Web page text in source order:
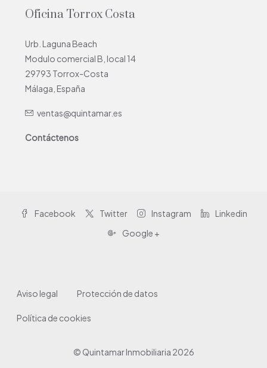
Oficina Torrox Costa
Urb. Laguna Beach
Modulo comercial B, local 14
29793 Torrox-Costa
Málaga, España
ventas@quintamar.es
Contáctenos
Facebook Twitter Instagram
Linkedin
Google +
Aviso legal Protección de datos
Política de cookies
© Quintamar Inmobiliaria 2026